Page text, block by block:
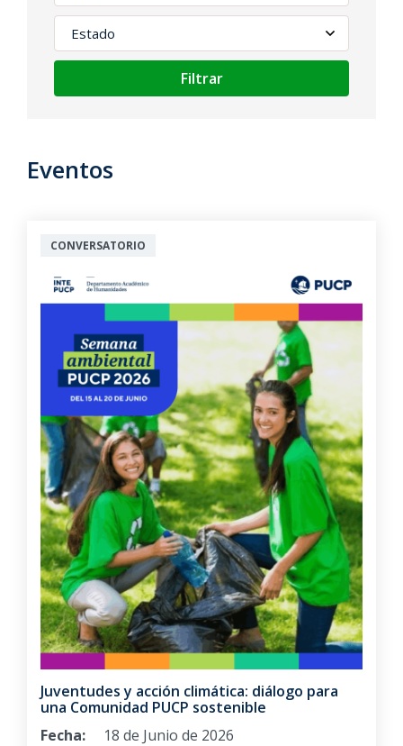
Filtrar
Eventos
CONVERSATORIO
Juventudes y acción climática: diálogo para
una Comunidad PUCP sostenible
Fecha:
18 de Junio de 2026